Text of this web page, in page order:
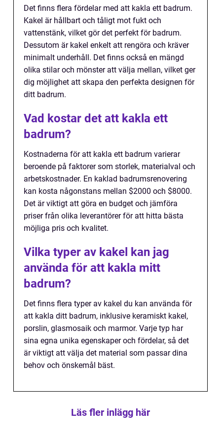
Det finns flera fördelar med att kakla ett badrum.
Kakel är hållbart och tåligt mot fukt och
vattenstänk, vilket gör det perfekt för badrum.
Dessutom är kakel enkelt att rengöra och kräver
minimalt underhåll. Det finns också en mängd
olika stilar och mönster att välja mellan, vilket ger
dig möjlighet att skapa den perfekta designen för
ditt badrum.
Vad kostar det att kakla ett
badrum?
Kostnaderna för att kakla ett badrum varierar
beroende på faktorer som storlek, materialval och
arbetskostnader. En kaklad badrumsrenovering
kan kosta någonstans mellan $2000 och $8000.
Det är viktigt att göra en budget och jämföra
priser från olika leverantörer för att hitta bästa
möjliga pris och kvalitet.
Vilka typer av kakel kan jag
använda för att kakla mitt
badrum?
Det finns flera typer av kakel du kan använda för
att kakla ditt badrum, inklusive keramiskt kakel,
porslin, glasmosaik och marmor. Varje typ har
sina egna unika egenskaper och fördelar, så det
är viktigt att välja det material som passar dina
behov och önskemål bäst.
Läs fler inlägg här